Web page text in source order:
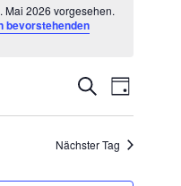
Mai 2026 vorgesehen.
bevorstehenden
SUCHE
UND
Suche
Tag
Nächster Tag